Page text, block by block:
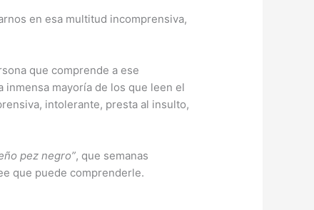
en esa multitud incomprensiva,
que comprende a ese
mayoría de los que leen el
intolerante, presta al insulto,
pez negro”, que semanas
que puede comprenderle.